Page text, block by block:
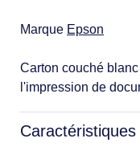
Marque Epson
Carton couché
l'impression de